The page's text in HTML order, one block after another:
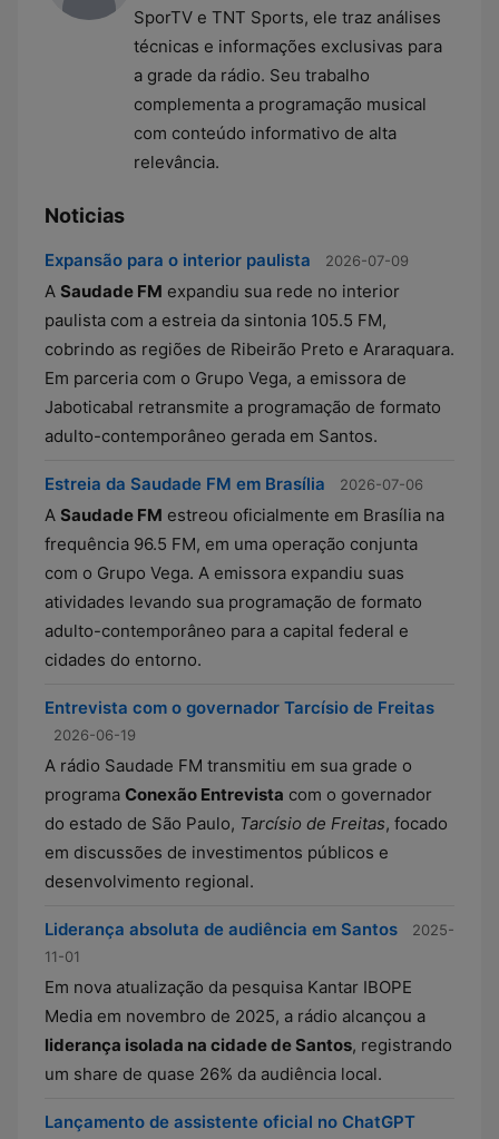
SporTV e TNT Sports, ele traz análises
técnicas e informações exclusivas para
a grade da rádio. Seu trabalho
complementa a programação musical
com conteúdo informativo de alta
relevância.
Noticias
Expansão para o interior paulista 2026-07-09
A Saudade FM expandiu sua rede no interior
paulista com a estreia da sintonia 105.5 FM,
cobrindo as regiões de Ribeirão Preto e Araraquara.
Em parceria com o Grupo Vega, a emissora de
Jaboticabal retransmite a programação de formato
adulto-contemporâneo gerada em Santos.
Estreia da Saudade FM em Brasília 2026-07-06
A Saudade FM estreou oficialmente em Brasília na
frequência 96.5 FM, em uma operação conjunta
com o Grupo Vega. A emissora expandiu suas
atividades levando sua programação de formato
adulto-contemporâneo para a capital federal e
cidades do entorno.
Entrevista com o governador Tarcísio de Freitas
2026-06-19
A rádio Saudade FM transmitiu em sua grade o
programa Conexão Entrevista com o governador
do estado de São Paulo, Tarcísio de Freitas, focado
em discussões de investimentos públicos e
desenvolvimento regional.
Liderança absoluta de audiência em Santos
2025-
11-01
Em nova atualização da pesquisa Kantar IBOPE
Media em novembro de 2025, a rádio alcançou a
liderança isolada na cidade de Santos, registrando
um share de quase 26% da audiência local.
Lançamento de assistente oficial no ChatGPT